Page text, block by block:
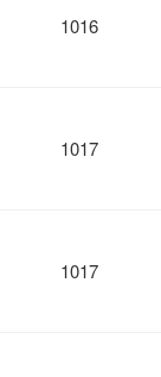
1016
1017
1017